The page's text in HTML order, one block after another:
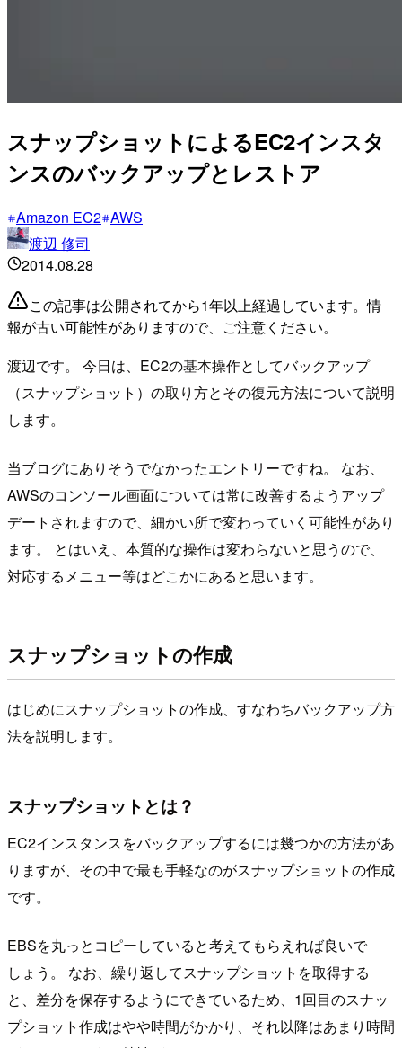
スナップショットによるEC2インスタ
ンスのバックアップとレストア
Amazon EC2 AWS
渡辺 修司
2014.08.28
この記事は公開されてから1年以上経過しています。情
報が古い可能性がありますので、ご注意ください。
渡辺です。 今日は、EC2の基本操作としてバックアップ
（スナップショット）の取り方とその復元方法について説明
します。
当ブログにありそうでなかったエントリーですね。 なお、
AWSのコンソール画面については常に改善するようアップ
デートされますので、細かい所で変わっていく可能性があり
ます。 とはいえ、本質的な操作は変わらないと思うので、
対応するメニュー等はどこかにあると思います。
スナップショットの作成
はじめにスナップショットの作成、すなわちバックアップ方
法を説明します。
スナップショットとは？
EC2インスタンスをバックアップするには幾つかの方法があ
りますが、その中で最も手軽なのがスナップショットの作成
です。
EBSを丸っとコピーしていると考えてもらえれば良いで
しょう。 なお、繰り返してスナップショットを取得する
と、差分を保存するようにできているため、1回目のスナッ
プショット作成はやや時間がかかり、それ以降はあまり時間